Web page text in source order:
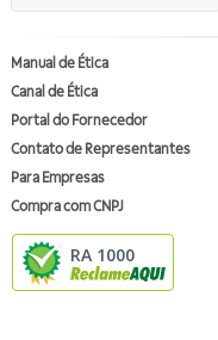
Manual de Ética
Canal de Ética
Portal do Fornecedor
Contato de Representantes
Para Empresas
Compra com CNPJ
RA 1000